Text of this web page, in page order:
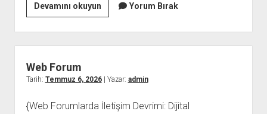
Devamını okuyunForum Yorum Bırak
Web Forum
Tarih: Temmuz 6, 2026| Yazar: admin
{Web Forumlarda İletişim Devrimi: Dijital